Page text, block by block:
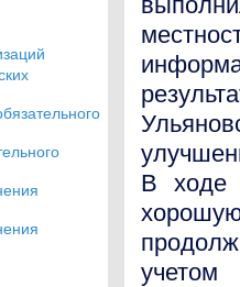
В ходе
учетом